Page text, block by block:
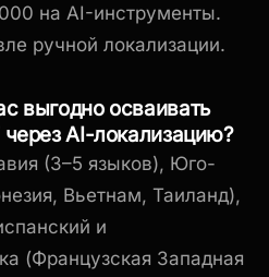
на AI-инструменты.
ручной локализации.
выгодно осваивать
AI-локализацию?
(3–5 языков), Юго-
Вьетнам, Таиланд),
и
(Французская Западная